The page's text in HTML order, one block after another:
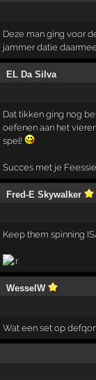
Deze man ging voor
jammer datie
EL Da Silva
Dat tikken ging nog
oefenen aan het
spel!
Succes met je
Fred-E Skywalker
Keep them spinning
WesselW
Wat een set op